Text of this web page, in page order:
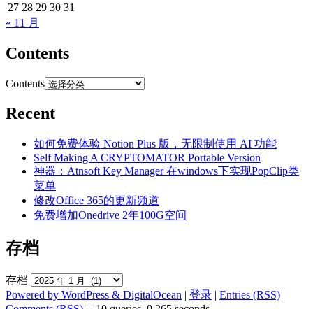
27 28 29 30 31
« 11 月
Contents
Contents
Recent
如何免费体验 Notion Plus 版，无限制使用 AI 功能
Self Making A CRYPTOMATOR Portable Version
神器：Atnsoft Key Manager 在windows下实现PopClip类
菜单
修改Office 365的更新频道
免费增加Onedrive 2年100G空间
存档
存档
Powered by WordPress & DigitalOcean | 登录 | Entries (RSS) |